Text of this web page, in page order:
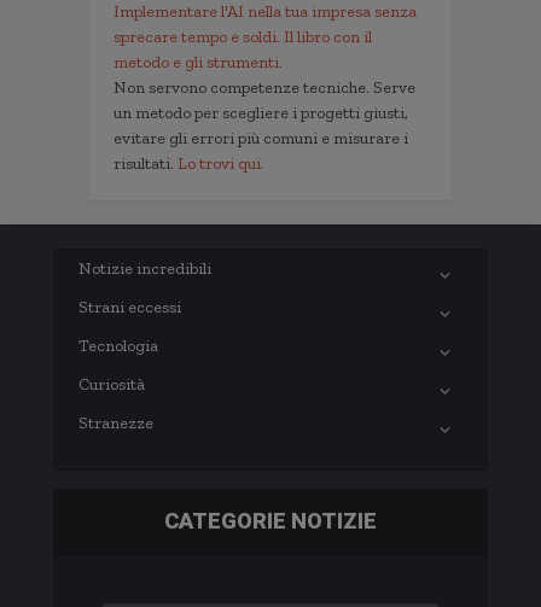
Implementare l'AI nella tua impresa senza
sprecare tempo e soldi. Il libro con il
metodo e gli strumenti.
Non servono competenze tecniche. Serve
un metodo per scegliere i progetti giusti,
evitare gli errori più comuni e misurare i
risultati. Lo trovi qui.
Notizie incredibili
Strani eccessi
Tecnologia
Curiosità
Stranezze
CATEGORIE NOTIZIE